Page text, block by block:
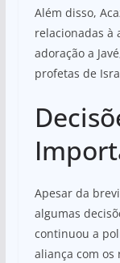
Além disso,
relacionadas à
adoração a
profetas de
Apesar da
algumas
continuou a
aliança com